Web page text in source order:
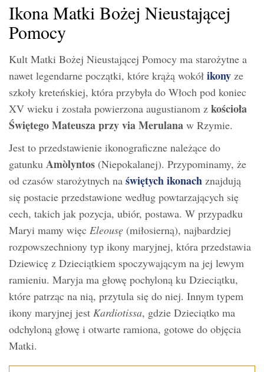
Ikona Matki Bożej Nieustającej
Pomocy
Kult Matki Bożej Nieustającej Pomocy ma starożytne a
nawet legendarne początki, które krążą wokół ikony ze
szkoły kreteńskiej, która przybyła do Włoch pod koniec
XV wieku i została powierzona augustianom z kościoła
Świętego Mateusza przy via Merulana w Rzymie.
Jest to przedstawienie ikonograficzne należące do
gatunku Amòlyntos (Niepokalanej). Przypominamy, że
od czasów starożytnych na świętych ikonach znajdują
się postacie przedstawione według powtarzających się
cech, takich jak pozycja, ubiór, postawa. W przypadku
Maryi mamy więc Eleousę (miłosierną), najbardziej
rozpowszechniony typ ikony maryjnej, która przedstawia
Dziewicę z Dzieciątkiem spoczywającym na jej lewym
ramieniu. Maryja ma głowę pochyloną ku Dzieciątku,
które patrząc na nią, przytula się do niej. Innym typem
ikony maryjnej jest Kardiotissa, gdzie Dzieciątko ma
odchyloną głowę i otwarte ramiona, gotowe do objęcia
Matki.